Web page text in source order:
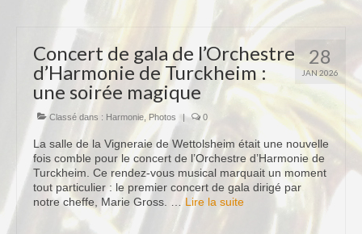
28
JAN 2026
Concert de gala de l’Orchestre
d’Harmonie de Turckheim :
une soirée magique
Classé dans : Harmonie Photos | 0
La salle de la Vigneraie de Wettolsheim était une nouvelle
fois comble pour le concert de l’Orchestre d’Harmonie de
Turckheim. Ce rendez-vous musical marquait un moment
tout particulier : le premier concert de gala dirigé par
notre cheffe, Marie Gross. … Lire la suite­­